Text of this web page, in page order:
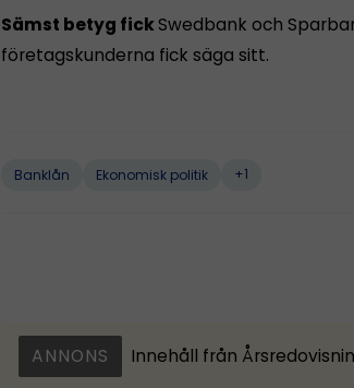
Sämst betyg fickSwedbank och
företagskunderna fick säga sitt.
Banklån Ekonomisk politik +1
ANNONS Innehåll från